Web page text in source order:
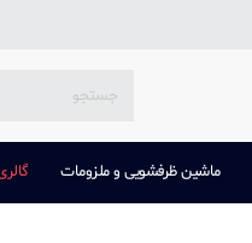
ماشین ظرفشویی و ملزومات